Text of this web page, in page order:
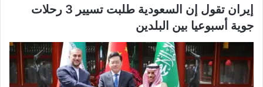
إيران تقول إن السعودية طلبت تسيير 3 رحلات
جوية أسبوعيا بين البلدين